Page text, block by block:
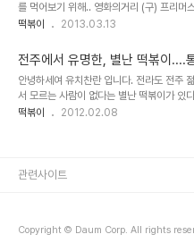
를 먹어보기 위해.. 영화의거리 (구) 프리머
다. 올해로 27년 되었다는 이 곳" 간판이 새
떡볶이 2013.03.13
전주에서 유명한, 별난 떡볶이....
안녕하세여 유치찬란 입니다. 전라도 전주
서 모르는 사람이 없다는 별난 떡볶이가 있
구마가 들어가는 떡볶이라는데여.. 2주전,
떡볶이 2012.02.08
Copyright © Daum Corp. All rights
관련사이트